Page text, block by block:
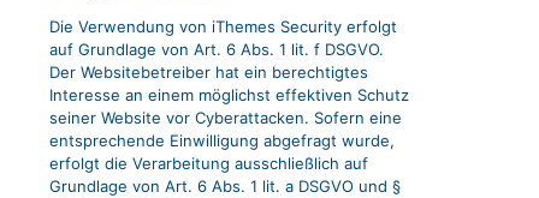
Die Verwendung von iThemes Security erfolgt
auf Grundlage von Art. 6 Abs. 1 lit. f DSGVO.
Der Websitebetreiber hat ein berechtigtes
Interesse an einem möglichst effektiven Schutz
seiner Website vor Cyberattacken. Sofern eine
entsprechende Einwilligung abgefragt wurde,
erfolgt die Verarbeitung ausschließlich auf
Grundlage von Art. 6 Abs. 1 lit. a DSGVO und §